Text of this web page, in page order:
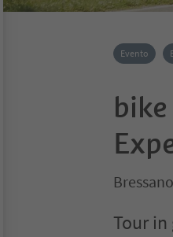
Evento
Tour